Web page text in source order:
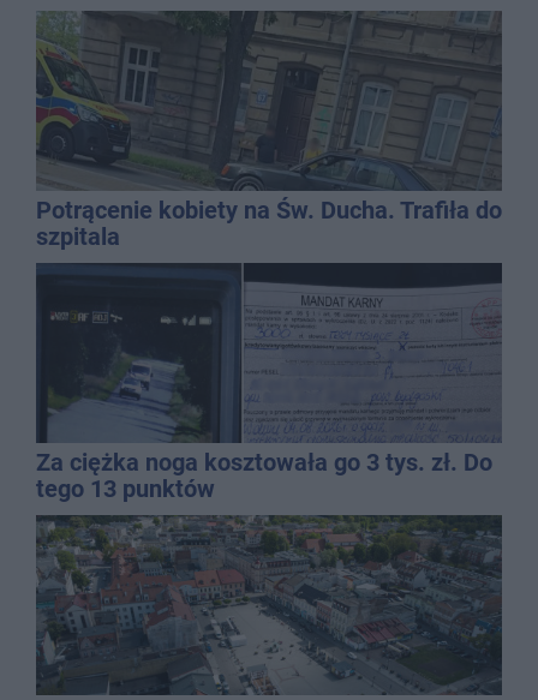
Potrącenie kobiety na Św. Ducha. Trafiła do
szpitala
Za ciężka noga kosztowała go 3 tys. zł. Do
tego 13 punktów